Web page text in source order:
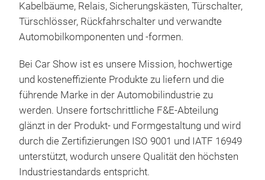
Kabelbäume, Relais, Sicherungskästen, Türschalter,
Türschlösser, Rückfahrschalter und verwandte
Automobilkomponenten und -formen.
Bei Car Show ist es unsere Mission, hochwertige
und kosteneffiziente Produkte zu liefern und die
führende Marke in der Automobilindustrie zu
werden. Unsere fortschrittliche F&E-Abteilung
glänzt in der Produkt- und Formgestaltung und wird
durch die Zertifizierungen ISO 9001 und IATF 16949
unterstützt, wodurch unsere Qualität den höchsten
Industriestandards entspricht.